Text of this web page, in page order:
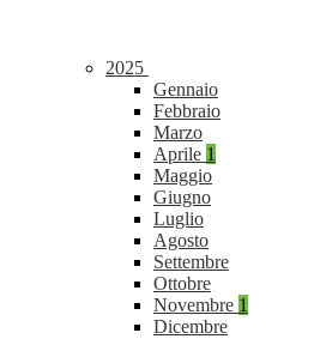
2025
Gennaio
Febbraio
Marzo
Aprile 1
Maggio
Giugno
Luglio
Agosto
Settembre
Ottobre
Novembre 1
Dicembre